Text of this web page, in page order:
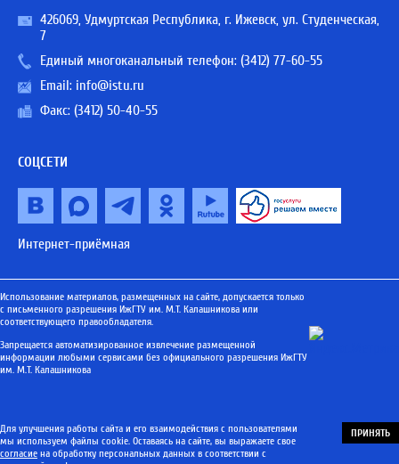
426069, Удмуртская Республика, г. Ижевск, ул. Студенческая,
7
Единый многоканальный телефон: (3412) 77-60-55
Email: info@istu.ru
Факс: (3412) 50-40-55
СОЦСЕТИ
Интернет-приёмная
Использование материалов, размещенных на сайте, допускается только
с письменного разрешения ИжГТУ им. М.Т. Калашникова или
соответствующего правообладателя.
Запрещается автоматизированное извлечение размещенной
информации любыми сервисами без официального разрешения ИжГТУ
им. М.Т. Калашникова
Для улучшения работы сайта и его взаимодействия с пользователями
мы используем файлы cookie. Оставаясь на сайте, вы выражаете свое
согласие на обработку персональных данных в соответствии с
ПРИНЯТЬ